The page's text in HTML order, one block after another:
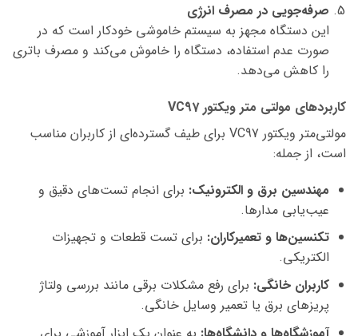
صرفه‌جویی در مصرف انرژی
این دستگاه مجهز به سیستم خاموشی خودکار است که در
صورت عدم استفاده، دستگاه را خاموش می‌کند و مصرف باتری
را کاهش می‌دهد.
کاربردهای مولتی‌ متر ویکتور VC97
مولتی‌متر ویکتور VC97 برای طیف گسترده‌ای از کاربران مناسب
است، از جمله:
مهندسین برق و الکترونیک: برای انجام تست‌های دقیق و
عیب‌یابی مدارها.
تکنسین‌ها و تعمیرکاران: برای تست قطعات و تجهیزات
الکتریکی.
کاربران خانگی: برای رفع مشکلات برقی مانند بررسی ولتاژ
پریزهای برق یا تعمیر وسایل خانگی.